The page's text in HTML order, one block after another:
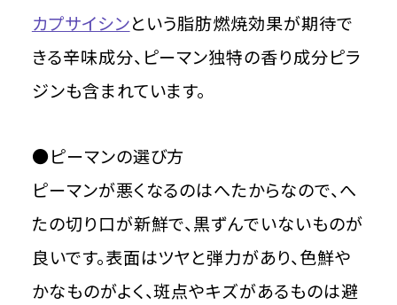
カプサイシンという脂肪燃焼効果が期待で
きる辛味成分、ピーマン独特の香り成分ピラ
ジンも含まれています。
●ピーマンの選び方
ピーマンが悪くなるのはへたからなので、へ
たの切り口が新鮮で、黒ずんでいないものが
良いです。表面はツヤと弾力があり、色鮮や
かなものがよく、斑点やキズがあるものは避